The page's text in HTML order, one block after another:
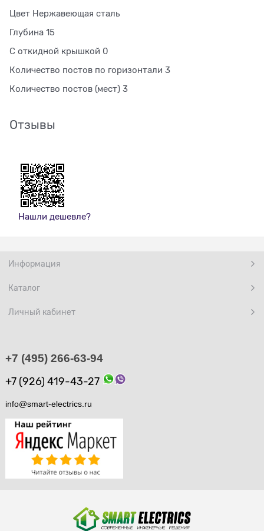
Цвет Нержавеющая сталь
Глубина 15
С откидной крышкой 0
Количество постов по горизонтали 3
Количество постов (мест) 3
Отзывы
Нашли дешевле?
Информация
Каталог
Личный кабинет
+7 (495) 266-63-94
+7 (926) 419-43-27
info@smart-electrics.ru